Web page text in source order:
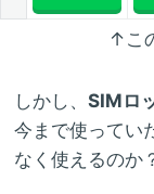
↑こ
しかし、 SIMロ
今まで使ってい
なく使えるのか